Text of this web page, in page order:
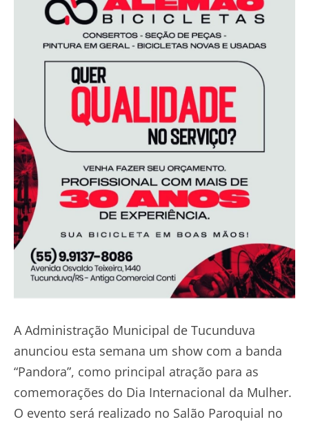
A Administração Municipal de Tucunduva
anunciou esta semana um show com a banda
“Pandora”, como principal atração para as
comemorações do Dia Internacional da Mulher.
O evento será realizado no Salão Paroquial no